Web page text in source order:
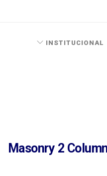
INSTITUCIONAL
Masonry 2